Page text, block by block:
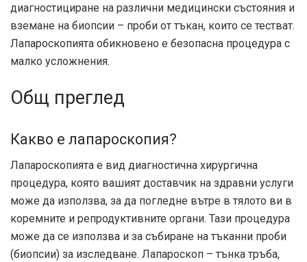
диагностициране на различни медицински състояния и
вземане на биопсии – проби от тъкан, които се тестват.
Лапароскопията обикновено е безопасна процедура с
малко усложнения.
Общ преглед
Какво е лапароскопия?
Лапароскопията е вид диагностична хирургична
процедура, която вашият доставчик на здравни услуги
може да използва, за да погледне вътре в тялото ви в
коремните и репродуктивните органи. Тази процедура
може да се използва и за събиране на тъканни проби
(биопсии) за изследване. Лапароскоп – тънка тръба,